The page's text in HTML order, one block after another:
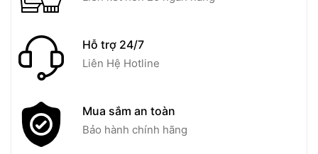
Hỗ trợ 24/7
Liên Hệ Hotline
Mua sắm an toàn
Bảo hành chính hãng